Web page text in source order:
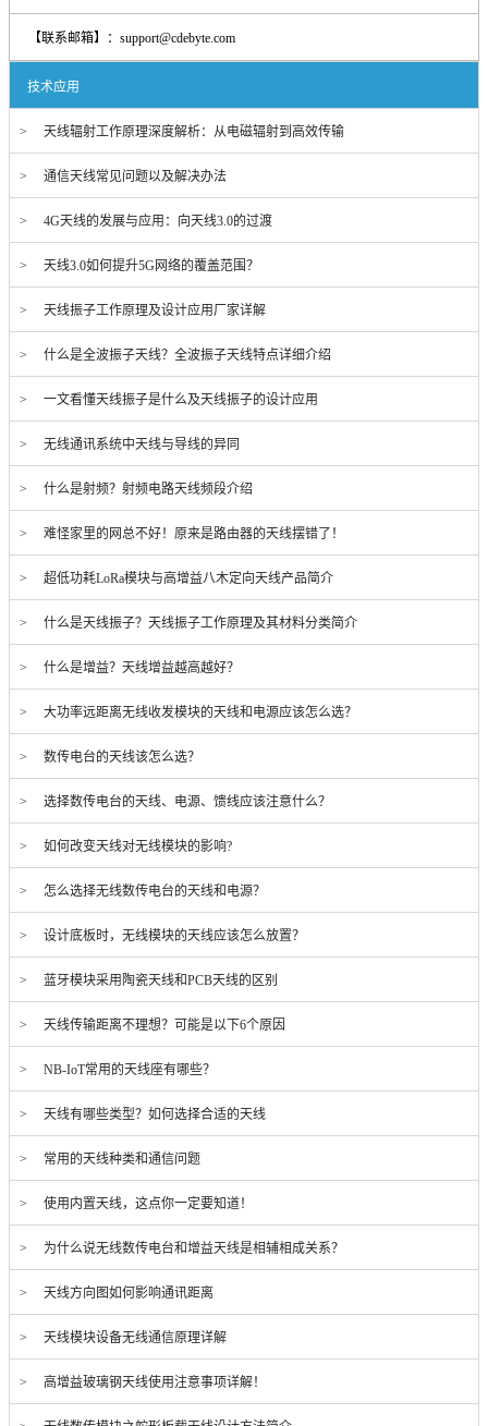
【联系邮箱】： support@cdebyte.com
技术应用
> 天线辐射工作原理深度解析：从电磁辐射到高效传输
> 通信天线常见问题以及解决办法
> 4G天线的发展与应用：向天线3.0的过渡
> 天线3.0如何提升5G网络的覆盖范围？
> 天线振子工作原理及设计应用厂家详解
> 什么是全波振子天线？全波振子天线特点详细介绍
> 一文看懂天线振子是什么及天线振子的设计应用
> 无线通讯系统中天线与导线的异同
> 什么是射频？射频电路天线频段介绍
> 难怪家里的网总不好！原来是路由器的天线摆错了！
> 超低功耗LoRa模块与高增益八木定向天线产品简介
> 什么是天线振子？天线振子工作原理及其材料分类简介
> 什么是增益？天线增益越高越好？
> 大功率远距离无线收发模块的天线和电源应该怎么选？
> 数传电台的天线该怎么选？
> 选择数传电台的天线、电源、馈线应该注意什么？
> 如何改变天线对无线模块的影响?
> 怎么选择无线数传电台的天线和电源？
> 设计底板时，无线模块的天线应该怎么放置？
> 蓝牙模块采用陶瓷天线和PCB天线的区别
> 天线传输距离不理想？可能是以下6个原因
> NB-IoT常用的天线座有哪些？
> 天线有哪些类型？如何选择合适的天线
> 常用的天线种类和通信问题
> 使用内置天线，这点你一定要知道！
> 为什么说无线数传电台和增益天线是相辅相成关系？
> 天线方向图如何影响通讯距离
> 天线模块设备无线通信原理详解
> 高增益玻璃钢天线使用注意事项详解！